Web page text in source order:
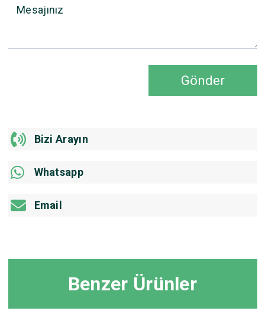
Mesajınız
Gönder
Bizi Arayın
Whatsapp
Email
Benzer Ürünler